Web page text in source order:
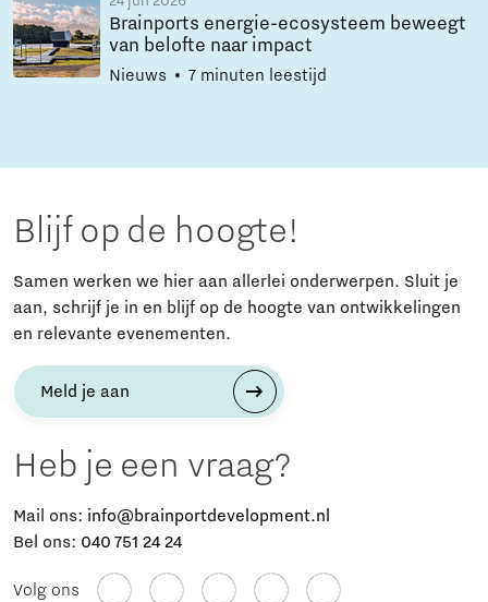
Brainports energie-ecosysteem beweegt
van belofte naar impact
Nieuws 7 minuten leestijd
Blijf op de hoogte!
Samen werken we hier aan allerlei onderwerpen. Sluit je
aan, schrijf je in en blijf op de hoogte van ontwikkelingen
en relevante evenementen.
Meld je aan
Heb je een vraag?
Mail ons: info@brainportdevelopment.nl
Bel ons: 040 751 24 24
Volg ons